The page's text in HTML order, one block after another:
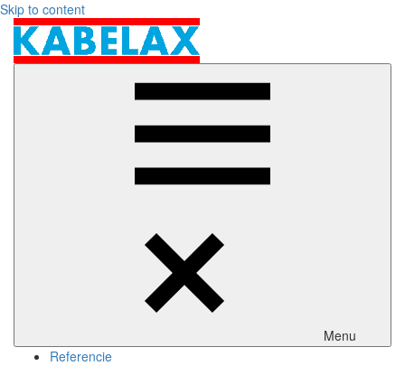
Skip to content
Menu
Referencie